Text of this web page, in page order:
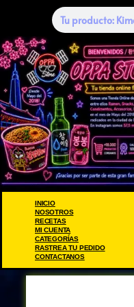
INICIO
NOSOTROS
RECETAS
MI CUENTA
CATEGORÍAS
RASTREA TU PEDIDO
CONTACTANOS